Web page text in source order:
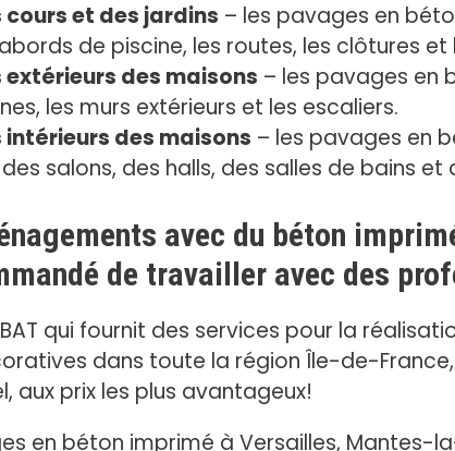
cours et des jardins – les pavages en
de piscine, les routes, les clôtures et
extérieurs des maisons – les pavages en
les murs extérieurs et les escaliers.
intérieurs des maisons – les pavages en
salons, des halls, des salles de bains et
avec du béton
de travailler avec des
BAT qui fournit des services pour la
dans toute la région Île-de-
aux prix les plus avantageux!
en béton imprimé à Versailles, Mantes-